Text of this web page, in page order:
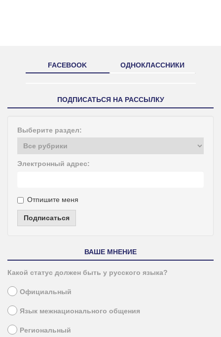
FACEBOOK ОДНОКЛАССНИКИ
ПОДПИСАТЬСЯ НА РАССЫЛКУ
Выберите раздел:
Электронный адрес:
Отпишите меня
Подписаться
ВАШЕ МНЕНИЕ
Какой статус должен быть у русского языка?
Официальный
Язык межнационального общения
Региональный